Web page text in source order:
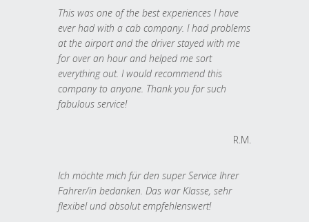
This was one of the best experiences I have
ever had with a cab company. I had problems
at the airport and the driver stayed with me
for over an hour and helped me sort
everything out. I would recommend this
company to anyone. Thank you for such
fabulous service!
R.M.
Ich möchte mich für den super Service Ihrer
Fahrer/in bedanken. Das war Klasse, sehr
flexibel und absolut empfehlenswert!